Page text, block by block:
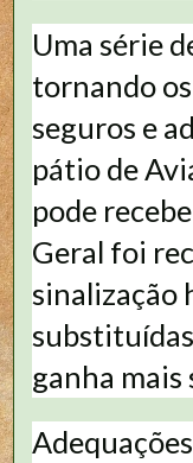
Uma série
tornando
seguros e
pátio de
pode
Geral foi
sinalização
ganha mais